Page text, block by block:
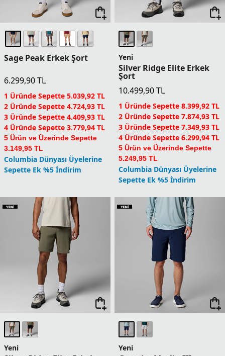
Sage Peak Erkek Şort
6.299,90TL
3 Üründe Sepette 4.409,93 TL
4 Üründe Sepette 3.779,94 TL
5 Ürün ve Üzerinde Sepette
3.149,95 TL
Columbia Dünyası Üyelerine
Sepette Ek %5 İndirim
Yeni
Silver Ridge Elite Erkek
Şort
10.499,90 TL
2 Üründe Sepette 7.874,93 TL
3 Üründe Sepette 7.349,93 TL
4 Üründe Sepette 6.299,94 TL
5 Ürün ve Üzerinde Sepette
5.249,95 TL
Columbia Dünyası Üyelerine
Sepette Ek %5 İndirim